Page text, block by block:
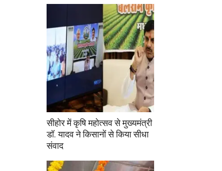
सीहोर में कृषि महोत्सव से मुख्यमंत्री
डॉ. यादव ने किसानों से किया सीधा
संवाद